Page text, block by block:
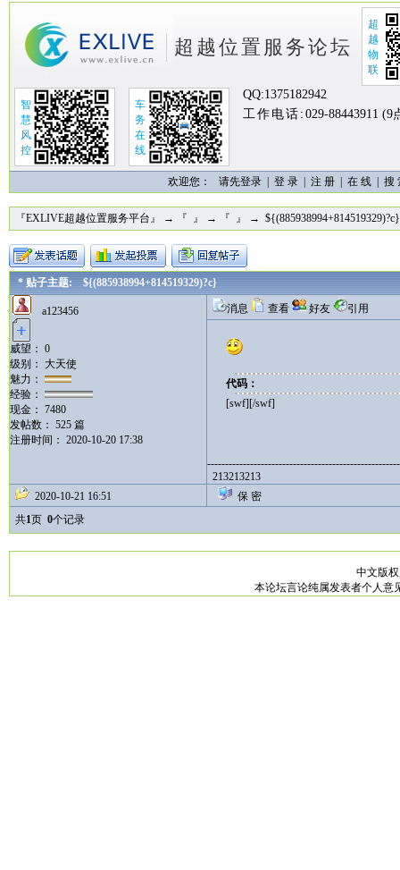
超越位置服务论坛
超
越
物
联
智
慧
风
控
车
务
在
线
QQ:1375182942
工作电话: 029-88443911 (9
欢迎您： 请先登录 | 登 录 注 册 在 线 搜
『EXLIVE超越位置服务平台』 → 『 』 → 『 』 → ${(885938994+814519329)?c}
* 贴子主题: ${(885938994+814519329)?c}
a123456
威望： 0
级别： 大天使
魅力：
经验：
现金： 7480
发帖数： 525 篇
注册时间： 2020-10-20 17:38
消息 查看 好友 引用
代码：
[swf][/swf]
213213213
2020-10-21 16:51
保 密
共1页 0个记录
中文版
本论坛言论纯属发表者个人意